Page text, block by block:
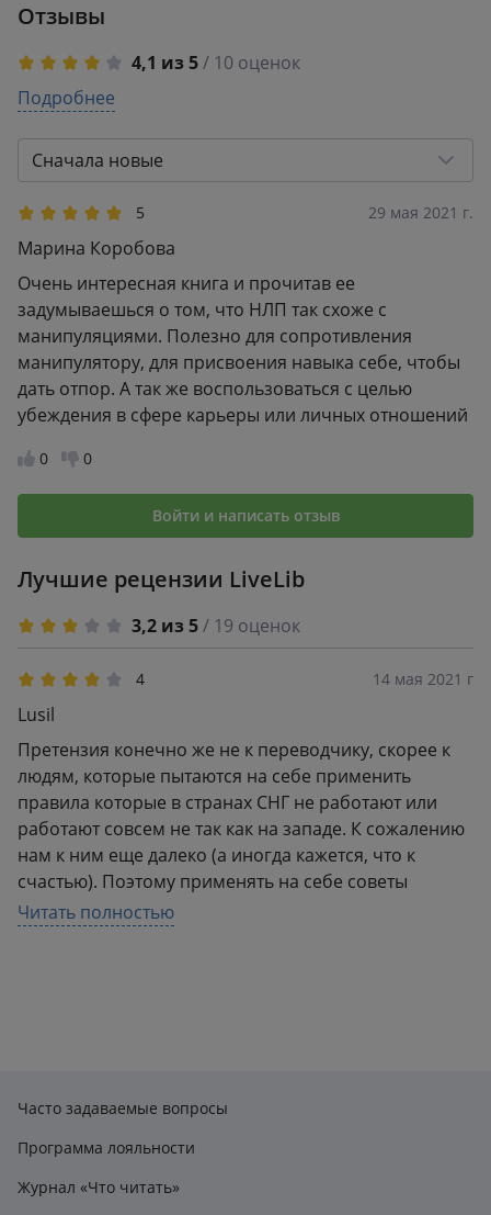
Отзывы
4,1 из 5/ 10 оценок
5
2
0
1
Подробнее
Сначала новые
5 29 мая 2021 г.
Марина Коробова
Очень интересная книга и прочитав ее
задумываешься о том, что НЛП так схоже с
манипуляциями. Полезно для сопротивления
манипулятору, для присвоения навыка себе, чтобы
дать отпор. А так же воспользоваться с целью
убеждения в сфере карьеры или личных отношений
0 0
Войти и написать отзыв
Лучшие рецензии LiveLib
3,2 из 5/ 19 оценок
4 14 мая 2021 г
Lusil
Претензия конечно же не к переводчику, скорее к
людям, которые пытаются на себе применить
правила которые в странах СНГ не работают или
работают совсем не так как на западе. К сожалению
нам к ним еще далеко (а иногда кажется, что к
счастью). Поэтому применять на себе советы
данные людям с запада, как минимум сложно
(нужно адаптировать), а как максимум глупо.
которую можно взять для себя независимо от
профессии, главное не забывать, что у нас все не
автором и всеми сторонниками НЛП, что нужно
Читать полностью
Часто задаваемые вопросы
Программа лояльности
Журнал «Что читать»